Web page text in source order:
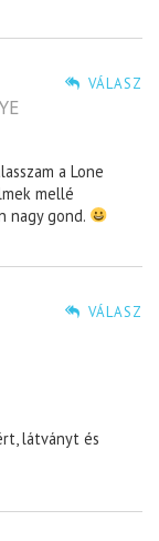
VÁLASZ
a Lone
mellé
nagy gond.
VÁLASZ
látványt és